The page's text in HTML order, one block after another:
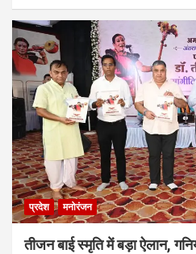
प्रदेश मनोरंजन
तीजन बाई स्मृति में बड़ा ऐलान,